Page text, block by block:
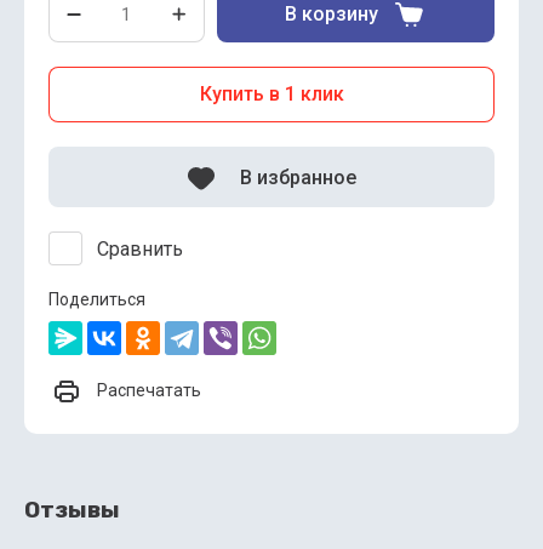
В корзину
Купить в 1 клик
Сравнить
В избранное
Поделиться
Распечатать
Отзывы